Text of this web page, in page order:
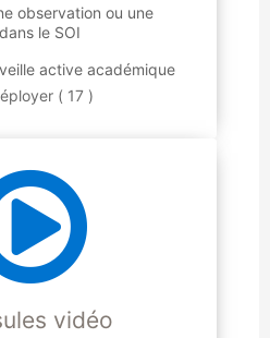
observation ou une
le SOI
active académique
( 17 )
vidéo